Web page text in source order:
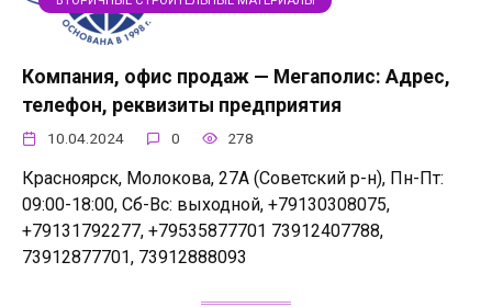
Компания, офис продаж — Мегаполис: Адрес,
телефон, реквизиты предприятия
10.04.2024 0 278
Красноярск, Молокова, 27А (Советский р-н), Пн-Пт:
09:00-18:00, Сб-Вс: выходной, +79130308075,
+79131792277, +79535877701 73912407788,
73912877701, 73912888093